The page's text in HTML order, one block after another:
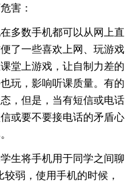
害：
多数手机都可以从网上直
了一些喜欢上网、玩游戏
堂上游戏，让自制力差的
玩，影响听课质量。有的
，但是，当有短信或电话
或要不要接电话的矛盾心
生将手机用于同学之间聊
弱，使用手机的时候，